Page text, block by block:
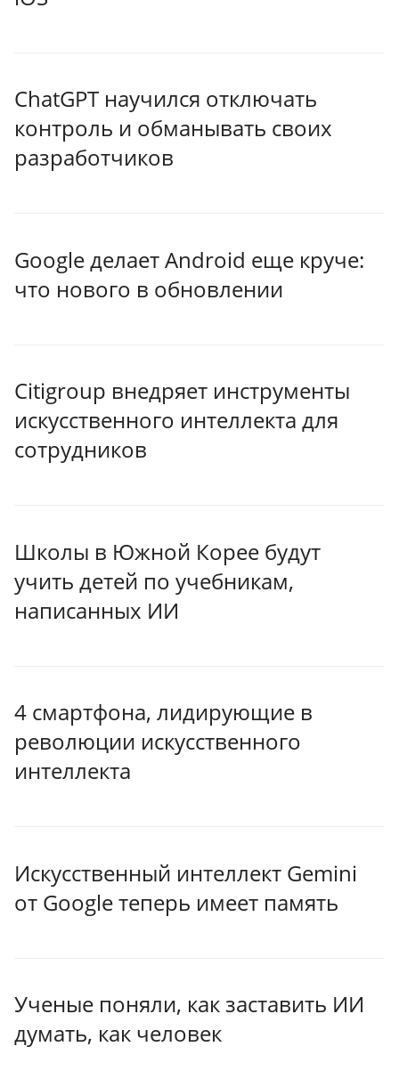
ChatGPT научился отключать
контроль и обманывать своих
разработчиков
Google делает Android еще круче:
что нового в обновлении
Citigroup внедряет инструменты
искусственного интеллекта для
сотрудников
Школы в Южной Корее будут
учить детей по учебникам,
написанных ИИ
4 смартфона, лидирующие в
революции искусственного
интеллекта
Искусственный интеллект Gemini
от Google теперь имеет память
Ученые поняли, как заставить ИИ
думать, как человек